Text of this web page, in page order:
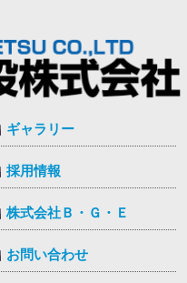
ギャラリー
採用情報
株式会社Ｂ・Ｇ・Ｅ
お問い合わせ